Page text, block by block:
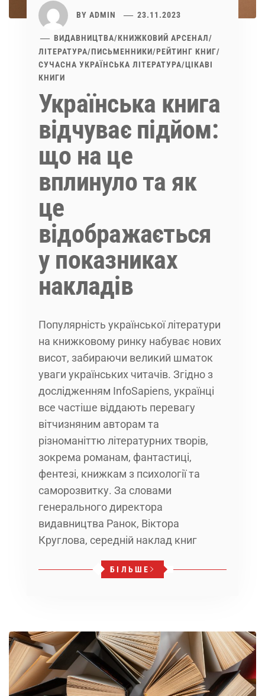
BY ADMIN 23.11.2023
ВИДАВНИЦТВА/КНИЖКОВИЙ АРСЕНАЛ/
ЛІТЕРАТУРА/ПИСЬМЕННИКИ/РЕЙТИНГ КНИГ/
СУЧАСНА УКРАЇНСЬКА ЛІТЕРАТУРА/ЦІКАВІ
КНИГИ
Українська книга
відчуває підйом:
що на це
вплинуло та як
це
відображається
у показниках
накладів
Популярність української літератури
на книжковому ринку набуває нових
висот, забираючи великий шматок
уваги українських читачів. Згідно з
дослідженням InfoSapiens, українці
все частіше віддають перевагу
вітчизняним авторам та
різноманіттю літературних творів,
зокрема романам, фантастиці,
фентезі, книжкам з психології та
саморозвитку. За словами
генерального директора
видавництва Ранок, Віктора
Круглова, середній наклад книг
БІЛЬШЕ